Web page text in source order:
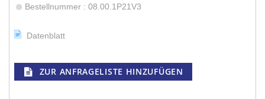
Bestellnummer : 08.00.1P21V3
Datenblatt
ZUR ANFRAGELISTE HINZUFÜGEN